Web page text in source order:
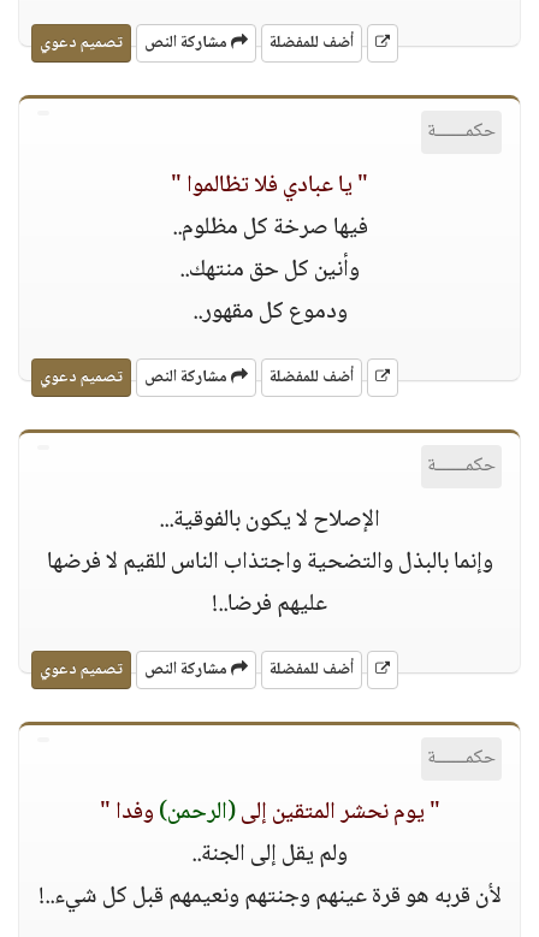
أضف للمفضلة مشاركة النص تصميم دعوي
حكمــــــة
" يا عبادي فلا تظالموا "
فيها صرخة كل مظلوم..
وأنين كل حق منتهك..
ودموع كل مقهور..
أضف للمفضلة مشاركة النص تصميم دعوي
حكمــــــة
اﻹصلاح ﻻ يكون بالفوقية...
وإنما بالبذل والتضحية واجتذاب الناس للقيم ﻻ فرضها
عليهم فرضا..!
أضف للمفضلة مشاركة النص تصميم دعوي
حكمــــــة
" يوم نحشر المتقين إلى(الرحمن)وفدا "
ولم يقل إلى الجنة..
ﻷن قربه هو قرة عينهم وجنتهم ونعيمهم قبل كل شيء..!